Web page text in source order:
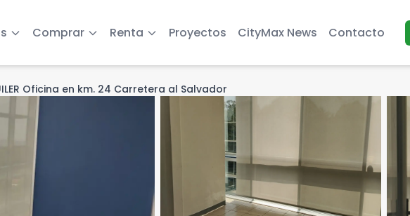
Comprar Renta Proyectos CityMax News Contacto
Oficina en km. 24 Carretera al Salvador